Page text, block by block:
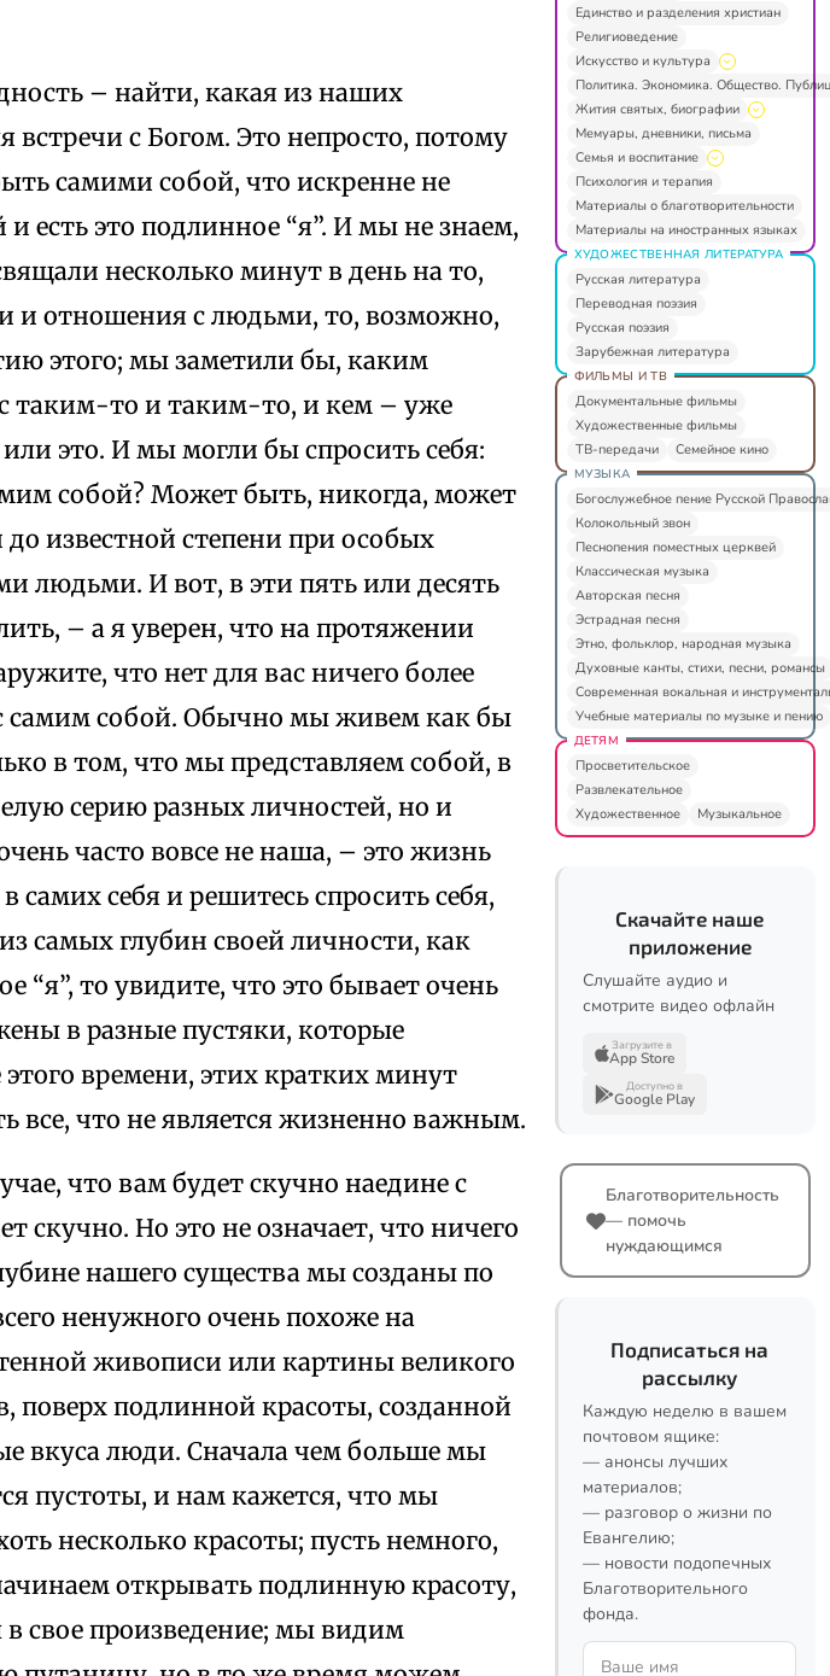
– найти, какая из наших
с Богом. Это непросто, потому
самими собой, что искренне не
есть это подлинное “я”. И мы не знаем,
несколько минут в день на то,
и отношения с людьми, то, возможно,
этого; мы заметили бы, каким
таким-то и таким-то, и кем – уже
это. И мы могли бы спросить себя:
собой? Может быть, никогда, может
известной степени при особых
людьми. И вот, в эти пять или десять
– а я уверен, что на протяжении
что нет для вас ничего более
самим собой. Обычно мы живем как бы
в том, что мы представляем собой, в
серию разных личностей, но и
часто вовсе не наша, – это жизнь
самих себя и решитесь спросить себя,
самых глубин своей личности, как
“я”, то увидите, что это бывает очень
в разные пустяки, которые
времени, этих кратких минут
все, что не является жизненно важным.
что вам будет скучно наедине с
скучно. Но это не означает, что ничего
нашего существа мы созданы по
ненужного очень похоже на
живописи или картины великого
поверх подлинной красоты, созданной
вкуса люди. Сначала чем больше мы
пустоты, и нам кажется, что мы
несколько красоты; пусть немного,
открывать подлинную красоту,
свое произведение; мы видим
Единство и разделения христиан
Религиоведение
Искусство и культура
Политика. Экономика. Общество.
Жития святых, биографии
Мемуары, дневники, письма
Семья и воспитание
Психология и терапия
Материалы о благотворительности
Материалы на иностранных языках
ХУДОЖЕСТВЕННАЯ ЛИТЕРАТУРА
Русская литература
Переводная поэзия
Русская поэзия
Зарубежная литература
ФИЛЬМЫ И ТВ
Документальные фильмы
Художественные фильмы
ТВ-передачи
Семейное кино
МУЗЫКА
Богослужебное пение Русской
Колокольный звон
Песнопения поместных церквей
Классическая музыка
Авторская песня
Эстрадная песня
Этно, фольклор, народная музыка
Духовные канты, стихи, песни, романсы
Современная вокальная и
Учебные материалы по музыке и пению
ДЕТЯМ
Просветительское
Развлекательное
Художественное
Музыкальное
Скачайте наше
приложение
Слушайте аудио и
смотрите видео офлайн
Загрузите в
App Store
Доступно в
Google Play
Благотворительность
— помочь
нуждающимся
Подписаться на
рассылку
Каждую неделю в вашем
почтовом ящике:
— анонсы лучших
материалов;
— разговор о жизни по
Евангелию;
— новости подопечных
Благотворительного
фонда.